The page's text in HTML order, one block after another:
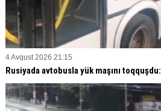
4 Avqust 2026 21:15
Rusiyada avtobusla yük maşını toqquşdu: